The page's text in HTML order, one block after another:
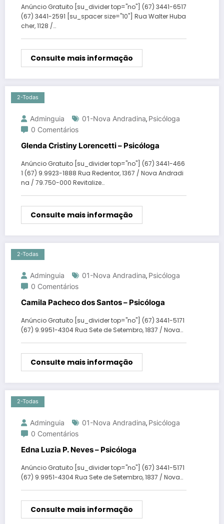
Anúncio Gratuito [su_divider top="no"] (67) 3441-6517
(67) 3441-2591 [su_spacer size="10"] Rua Walter Huba
cher, 1128 /…
Consulte mais informação
2-Todas
Adminguia 01-Nova Andradina, Psicóloga
0 Comentários
Glenda Cristiny Lorencetti – Psicóloga
Anúncio Gratuito [su_divider top="no"] (67) 3441-466
1 (67) 9.9923-1888 Rua Redentor, 1367 / Nova Andradi
na / 79.750-000 Revitalize…
Consulte mais informação
2-Todas
Adminguia 01-Nova Andradina, Psicóloga
0 Comentários
Camila Pacheco dos Santos – Psicóloga
Anúncio Gratuito [su_divider top="no"] (67) 3441-5171
(67) 9.9951-4304 Rua Sete de Setembro, 1837 / Nova…
Consulte mais informação
2-Todas
Adminguia 01-Nova Andradina, Psicóloga
0 Comentários
Edna Luzia P. Neves – Psicóloga
Anúncio Gratuito [su_divider top="no"] (67) 3441-5171
(67) 9.9951-4304 Rua Sete de Setembro, 1837 / Nova…
Consulte mais informação